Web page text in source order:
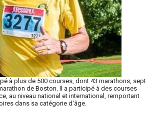
à plus de 500 courses, dont 43 marathons, sept
de Boston. Il a participé à des courses
au niveau national et international, remportant
dans sa catégorie d'âge.